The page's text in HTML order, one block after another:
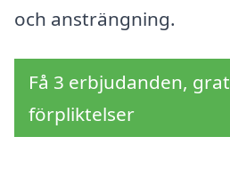
och ansträngning.
Få 3 erbjudanden,
förpliktelser